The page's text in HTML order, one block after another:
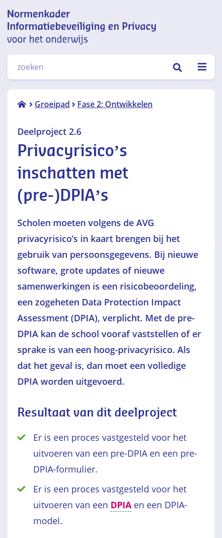
en privacy voor het onderwijs
ZOEKEN
Groeipad Fase 2: Ontwikkelen
Deelproject
Privacyrisico’s
inschatten
met
(pre-)DPIA’s
Deelproject 2.6
Privacyrisico’s
inschatten met
(pre-)DPIA’s
Scholen moeten volgens de AVG
privacyrisico’s in kaart brengen bij het
gebruik van persoonsgegevens. Bij nieuwe
software, grote updates of nieuwe
samenwerkingen is een risicobeoordeling,
een zogeheten Data Protection Impact
Assessment (DPIA), verplicht. Met de pre-
DPIA kan de school vooraf vaststellen of er
sprake is van een hoog-privacyrisico. Als
dat het geval is, dan moet een volledige
DPIA worden uitgevoerd.
Resultaat van dit deelproject
Er is een proces vastgesteld voor het
uitvoeren van een pre-DPIA en een pre-
DPIA-formulier.
Er is een proces vastgesteld voor het
uitvoeren van een DPIAen een DPIA-
model.